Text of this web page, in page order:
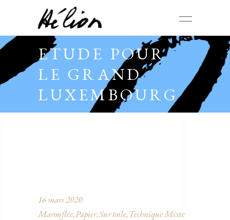
ETUDE POUR
LE GRAND
LUXEMBOURG
16 mars 2020
Marouflée, Papier, Sur toile, Technique Mixte